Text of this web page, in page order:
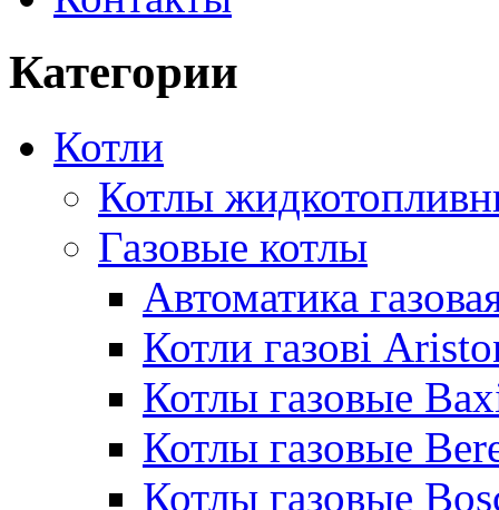
Категории
Котли
Котлы
Газовые котлы
Автоматика
Котли газові
Котлы газовые
Котлы газовые
Котлы газовые